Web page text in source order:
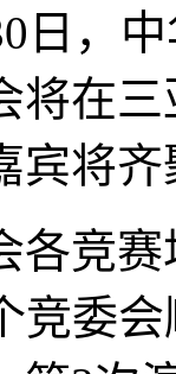
，中
将在
宾将
竞赛
竞委